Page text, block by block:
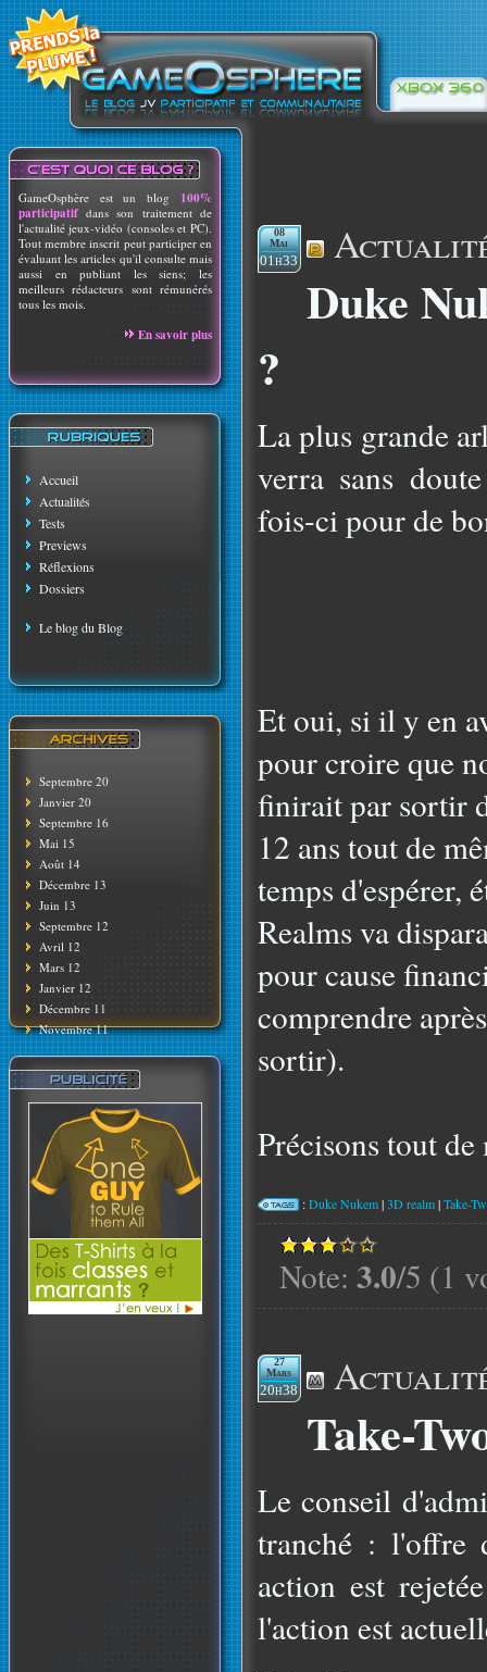
GameOsphère est un blog 100%
participatif dans son traitement de
l'actualité jeux-vidéo (consoles et PC).
Tout membre inscrit peut participer en
évaluant les articles qu'il consulte mais
aussi en publiant les siens; les
meilleurs rédacteurs sont rémunérés
tous les mois.
En savoir plus
Accueil
Actualités
Tests
Previews
Réflexions
Dossiers
Le blog du Blog
Septembre 20
Janvier 20
Septembre 16
Mai 15
Août 14
Décembre 13
Juin 13
Septembre 12
Avril 12
Mars 12
Janvier 12
Décembre 11
Novembre 11
08
Mai
01h33
Duke
?
La plus grande
verra sans
fois-ci pour de
Et oui, si il y en
pour croire que
finirait par sortir
12 ans tout de
temps d'espérer,
Realms va
pour cause
comprendre
sortir).
Précisons tout de
:Duke Nukem|3D realm|Take-
Note: 3.0/5 (1
27
Mars
20h38
Take-
Le conseil
tranché : l'offre
action est
l'action est